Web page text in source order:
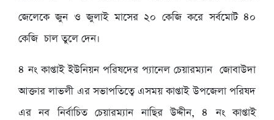
জেলেকে জুন ও জুলাই মাসের ২০ কেজি করে সর্বমোট ৪০
কেজি চাল তুলে দেন।
৪ নং কাপ্তাই ইউনিয়ন পরিষদের প্যানেল চেয়ারম্যান জোবাউদা
আক্তার লাভলী এর সভাপতিত্বে এসময় কাপ্তাই উপজেলা পরিষদ
এর নব নির্বাচিত চেয়ারম্যান নাছির উদ্দীন, ৪ নং কাপ্তাই